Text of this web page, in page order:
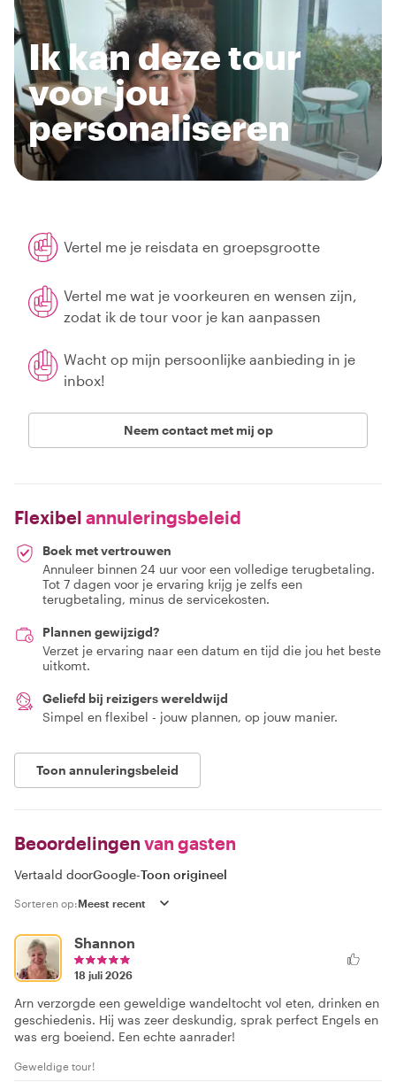
Ik kan deze tour
voor jou
personaliseren
Vertel me je reisdata en groepsgrootte
Vertel me wat je voorkeuren en wensen zijn,
zodat ik de tour voor je kan aanpassen
Wacht op mijn persoonlijke aanbieding in je
inbox!
Neem contact met mij op
Flexibel annuleringsbeleid
Boek met vertrouwen
Annuleer binnen 24 uur voor een volledige terugbetaling.
Tot 7 dagen voor je ervaring krijg je zelfs een
terugbetaling, minus de servicekosten.
Plannen gewijzigd?
Verzet je ervaring naar een datum en tijd die jou het beste
uitkomt.
Geliefd bij reizigers wereldwijd
Simpel en flexibel - jouw plannen, op jouw manier.
Toon annuleringsbeleid
Beoordelingen van gasten
Vertaald doorGoogle-Toon origineel
Sorteren op:
Shannon
18 juli 2026
Arn verzorgde een geweldige wandeltocht vol eten, drinken en
geschiedenis. Hij was zeer deskundig, sprak perfect Engels en
was erg boeiend. Een echte aanrader!
Geweldige tour!